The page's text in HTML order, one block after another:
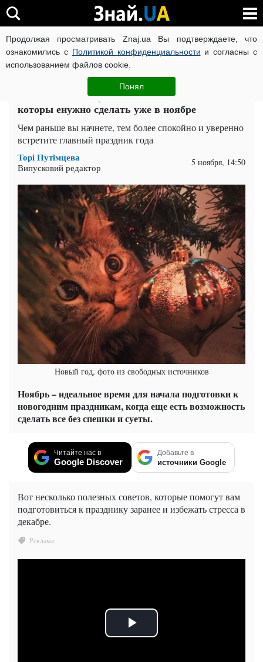
Продолжая просматривать Znaj.ua Вы подтверждаете, что
ознакомились с Политикой конфиденциальности и согласны с
использованием файлов cookie.
Понял
ВОЙНА РОССИИ ПРОТИВ УКРАИНЫ КОРОНАВИРУС В
Общество ЧИТАТИ УКРАЇНСЬКОЮ
Успейте до декабря: 7 дел для Нового года,
которы енужно сделать уже в ноябре
Чем раньше вы начнете, тем более спокойно и уверенно
встретите главный праздник года
Торі Путімцева
Випусковий редактор 5 ноября, 14:50
Новый год, фото из свободных источников
Ноябрь – идеальное время для начала подготовки к
новогодним праздникам, когда еще есть возможность
сделать все без спешки и суеты.
Читайте нас в
Google Discover
Добавьте в
источники Google
Вот несколько полезных советов, которые помогут вам
подготовиться к празднику заранее и избежать стресса в
декабре.